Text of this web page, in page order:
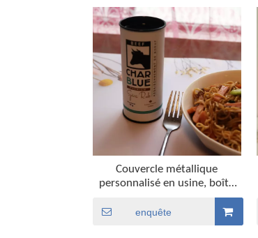
Couvercle métallique
personnalisé en usine, boîte
d'emballage de poudre
d'assaisonnement de qualité
alimentaire, thé, café, poivre,
enquête